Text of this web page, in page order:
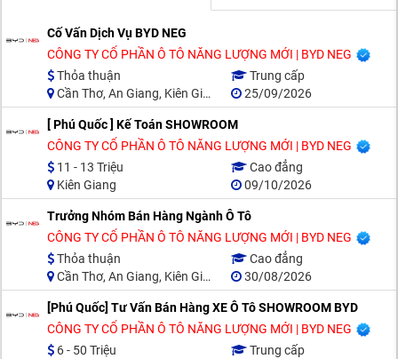
Cố Vấn Dịch Vụ BYD NEG
CÔNG TY CỔ PHẦN Ô TÔ NĂNG LƯỢNG MỚI | BYD NEG
Thỏa thuận
Trung cấp
Cần Thơ, An Giang, Kiên Giang, Đồng Tháp
25/09/2026
[ Phú Quốc ] Kế Toán SHOWROOM
CÔNG TY CỔ PHẦN Ô TÔ NĂNG LƯỢNG MỚI | BYD NEG
11 - 13 Triệu
Cao đẳng
Kiên Giang
09/10/2026
Trưởng Nhóm Bán Hàng Ngành Ô Tô
CÔNG TY CỔ PHẦN Ô TÔ NĂNG LƯỢNG MỚI | BYD NEG
Thỏa thuận
Cao đẳng
Cần Thơ, An Giang, Kiên Giang, Tiền Giang
30/08/2026
[Phú Quốc] Tư Vấn Bán Hàng XE Ô Tô SHOWROOM BYD
CÔNG TY CỔ PHẦN Ô TÔ NĂNG LƯỢNG MỚI | BYD NEG
6 - 50 Triệu
Trung cấp